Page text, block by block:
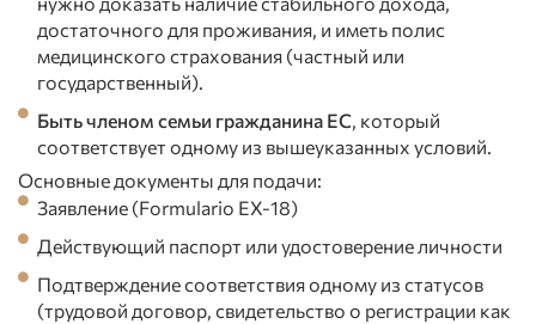
достаточного для проживания, и иметь полис
медицинского страхования (частный или
государственный).
Быть членом семьи гражданина ЕС, который
соответствует одному из вышеуказанных условий.
Основные документы для подачи:
Заявление (Formulario EX-18)
Действующий паспорт или удостоверение личности
Подтверждение соответствия одному из статусов
(трудовой договор, свидетельство о регистрации как